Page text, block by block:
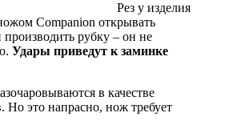
Рез у изделия
Companion открывать
рубку – он не
Удары приведут к заминке
в качестве
Но это напрасно, нож требует